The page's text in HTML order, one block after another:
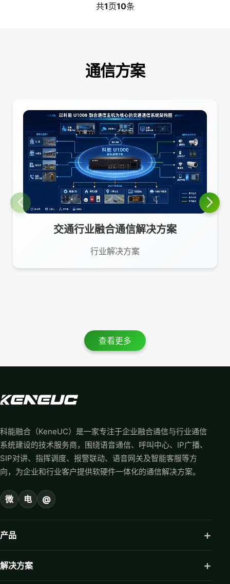
共1页10条
通信方案
交通行业融合通信解决方案
行业解决方案
查看更多
科能融合（KeneUC）是一家专注于企业融合通信与行业通信
系统建设的技术服务商，围绕语音通信、呼叫中心、IP广播、
SIP对讲、指挥调度、报警联动、语音网关及智能客服等方
向，为企业和行业客户提供软硬件一体化的通信解决方案。
微 电 @
产品
解决方案